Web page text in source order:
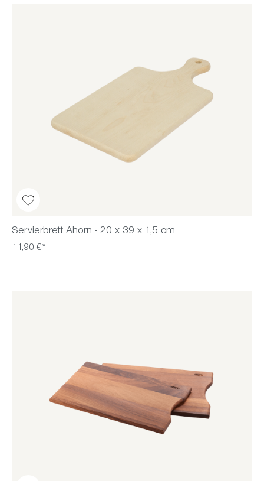
Servierbrett Ahorn - 20 x 39 x 1,5 cm
11,90 €*